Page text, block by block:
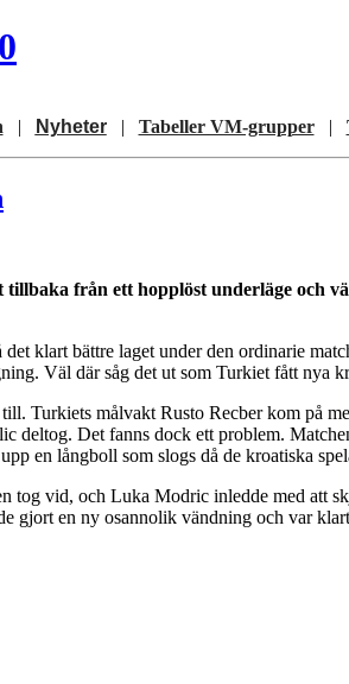
| Nyheter| Tabeller VM-grupper|
från ett hopplöst underläge och
klart bättre laget under den ordinarie
Väl där såg det ut som Turkiet fått nya
Turkiets målvakt Rusto Recber kom på
deltog. Det fanns dock ett problem.
en långboll som slogs då de kroatiska
tog vid, och Luka Modric inledde med att
gjort en ny osannolik vändning och var